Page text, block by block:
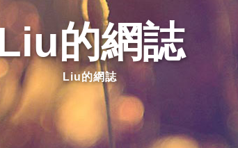
的網誌
Liu的網誌